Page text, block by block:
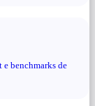
benchmarks de